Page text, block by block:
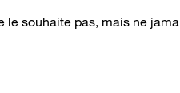
le souhaite pas, mais ne